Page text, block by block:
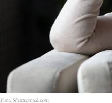
Foto: Shutterstock.com